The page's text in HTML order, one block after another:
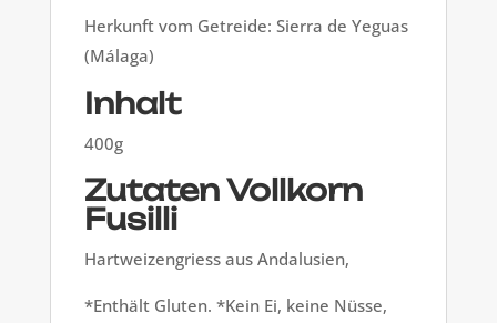
Herkunft vom Getreide: Sierra de Yeguas
(Málaga)
Inhalt
400g
Zutaten Vollkorn
Fusilli
Hartweizengriess aus Andalusien,
*Enthält Gluten. *Kein Ei, keine Nüsse,